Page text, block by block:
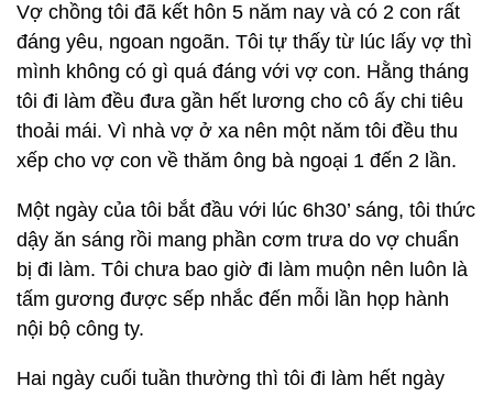
Vợ chồng tôi đã kết hôn 5 năm nay và có 2 con rất
đáng yêu, ngoan ngoãn. Tôi tự thấy từ lúc lấy vợ thì
mình không có gì quá đáng với vợ con. Hằng tháng
tôi đi làm đều đưa gần hết lương cho cô ấy chi tiêu
thoải mái. Vì nhà vợ ở xa nên một năm tôi đều thu
xếp cho vợ con về thăm ông bà ngoại 1 đến 2 lần.
Một ngày của tôi bắt đầu với lúc 6h30’ sáng, tôi thức
dậy ăn sáng rồi mang phần cơm trưa do vợ chuẩn
bị đi làm. Tôi chưa bao giờ đi làm muộn nên luôn là
tấm gương được sếp nhắc đến mỗi lần họp hành
nội bộ công ty.
Hai ngày cuối tuần thường thì tôi đi làm hết ngày